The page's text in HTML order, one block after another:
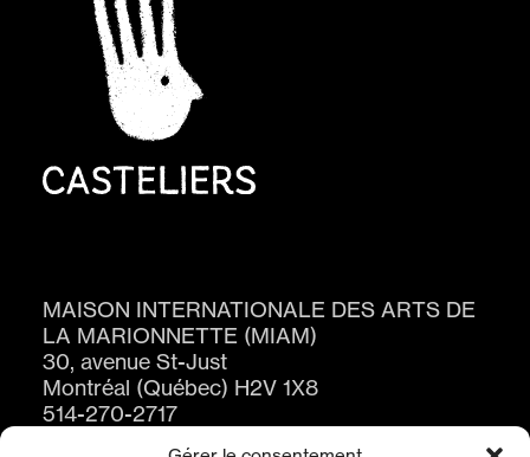
MAISON INTERNATIONALE DES ARTS DE
LA MARIONNETTE (MIAM)
30, avenue St-Just
Montréal (Québec) H2V 1X8
514-270-2717